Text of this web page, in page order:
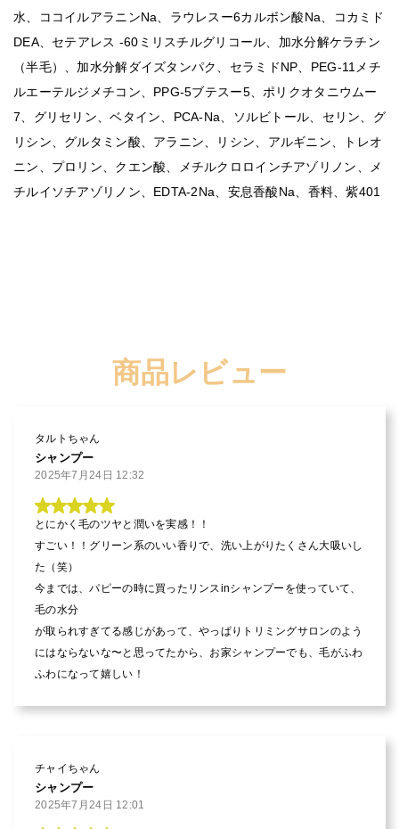
水、ココイルアラニンNa、ラウレスー6カルボン酸Na、コカミド
DEA、セテアレス -60ミリスチルグリコール、加水分解ケラチン
（半毛）、加水分解ダイズタンパク、セラミドNP、PEG-11メチ
ルエーテルジメチコン、PPG-5ブテスー5、ポリクオタニウムー
7、グリセリン、ベタイン、PCA-Na、ソルビトール、セリン、グ
リシン、グルタミン酸、アラニン、リシン、アルギニン、トレオ
ニン、プロリン、クエン酸、メチルクロロインチアゾリノン、メ
チルイソチアゾリノン、EDTA-2Na、安息香酸Na、香料、紫401
商品レビュー
タルトちゃん
シャンプー
2025年7月24日 12:32
とにかく毛のツヤと潤いを実感！！
すごい！！グリーン系のいい香りで、洗い上がりたくさん大吸いし
た（笑）
今までは、パピーの時に買ったリンスinシャンプーを使っていて、
毛の水分
が取られすぎてる感じがあって、やっぱりトリミングサロンのよう
にはならないな〜と思ってたから、お家シャンプーでも、毛がふわ
ふわになって嬉しい！
チャイちゃん
シャンプー
2025年7月24日 12:01